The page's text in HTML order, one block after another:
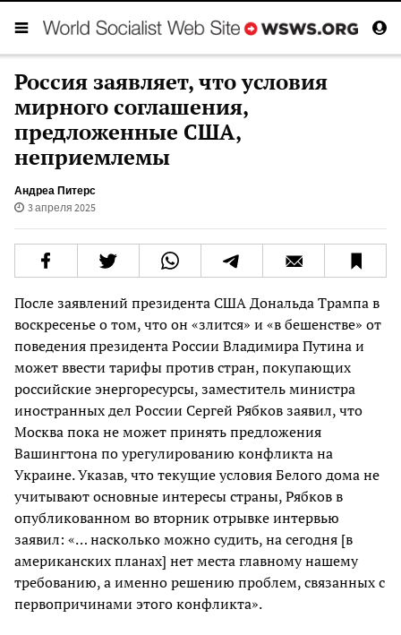
Россия заявляет, что условия
мирного соглашения,
предложенные США,
неприемлемы
Андреа Питерс
3 апреля 2025
После заявлений президента США Дональда Трампа в
воскресенье о том, что он «злится» и «в бешенстве» от
поведения президента России Владимира Путина и
может ввести тарифы против стран, покупающих
российские энергоресурсы, заместитель министра
иностранных дел России Сергей Рябков заявил, что
Москва пока не может принять предложения
Вашингтона по урегулированию конфликта на
Украине. Указав, что текущие условия Белого дома не
учитывают основные интересы страны, Рябков в
опубликованном во вторник отрывке интервью
заявил: «… насколько можно судить, на сегодня [в
американских планах] нет места главному нашему
требованию, а именно решению проблем, связанных с
первопричинами этого конфликта».